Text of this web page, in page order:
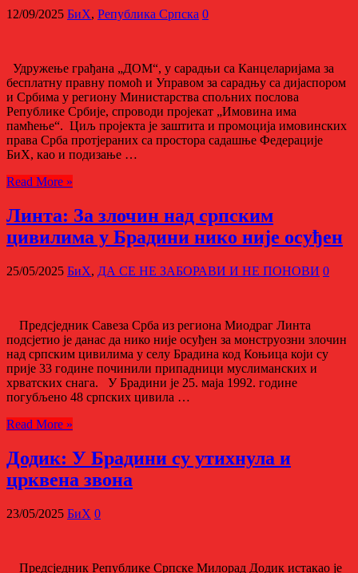
12/09/2025 БиХ, Република Српска 0
Удружење грађана „ДОМ“, у сарадњи са Канцеларијама за
бесплатну правну помоћ и Управом за сарадњу са дијаспором
и Србима у региону Министарства спољних послова
Републике Србије, спроводи пројекат „Имовина има
памћење“. Циљ пројекта је заштита и промоција имовинских
права Срба протјераних са простора садашње Федерације
БиХ, као и подизање …
Read More »
Линта: За злочин над српским
цивилима у Брадини нико није осуђен
25/05/2025 БиХ, ДА СЕ НЕ ЗАБОРАВИ И НЕ ПОНОВИ 0
Предсједник Савеза Срба из региона Миодраг Линта
подсјетио је данас да нико није осуђен за монструозни злочин
над српским цивилима у селу Брадина код Коњица који су
прије 33 године починили припадници муслиманских и
хрватских снага. У Брадини је 25. маја 1992. године
погубљено 48 српских цивила …
Read More »
Додик: У Брадини су утихнула и
црквена звона
23/05/2025 БиХ 0
Предсједник Републике Српске Милорад Додик истакао је